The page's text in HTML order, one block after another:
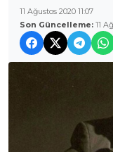
11 Ağustos 2020 11:07
Son Güncelleme: 11